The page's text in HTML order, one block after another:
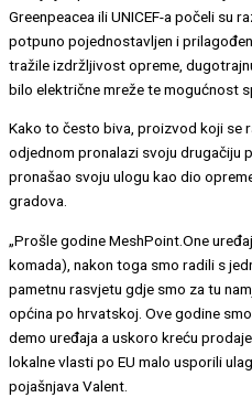
Greenpeacea ili UNICEF-a počeli su
potpuno pojednostavljen i
tražile izdržljivost opreme,
bilo električne mreže te mogućnost
Kako to često biva, proizvod koji se
odjednom pronalazi svoju drugačiju
pronašao svoju ulogu kao dio
gradova.
„Prošle godine MeshPoint.One
komada), nakon toga smo radili s
pametnu rasvjetu gdje smo za tu
općina po hrvatskoj. Ove godine
demo uređaja a uskoro kreću
lokalne vlasti po EU malo usporili
pojašnjava Valent.